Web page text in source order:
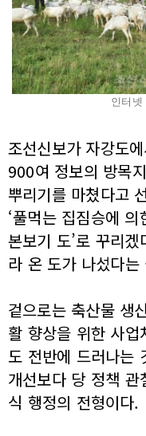
인터넷
조선신보가 자강도
900여 정보의 방목
뿌리기를 마쳤다고
‘풀먹는 집짐승에
본보기 도’로 꾸리
라 온 도가 나섰다
겉으로는 축산물 생
활 향상을 위한 사
도 전반에 드러나는
개선보다 당 정책 관
식 행정의 전형이다.